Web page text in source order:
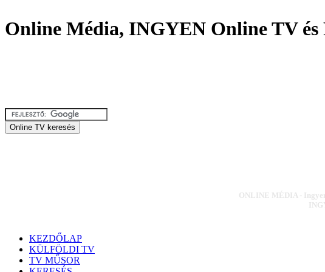
Online Média, INGYEN Online TV és
ONLINE MÉDIA -
KEZDŐLAP
KÜLFÖLDI TV
TV MŰSOR